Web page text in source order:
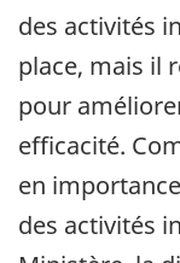
des activités
place, mais il
pour
efficacité.
en
des activités